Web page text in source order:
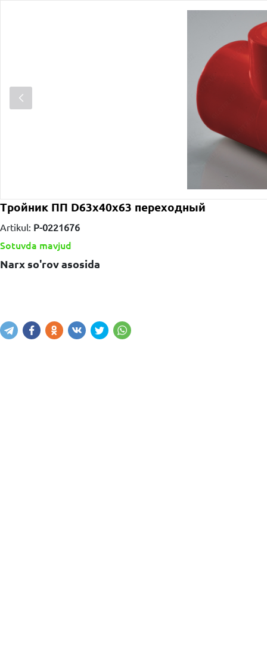
Тройник ПП D63х40х63 переходный
Artikul: P-0221676
Sotuvda mavjud
Narx so'rov asosida